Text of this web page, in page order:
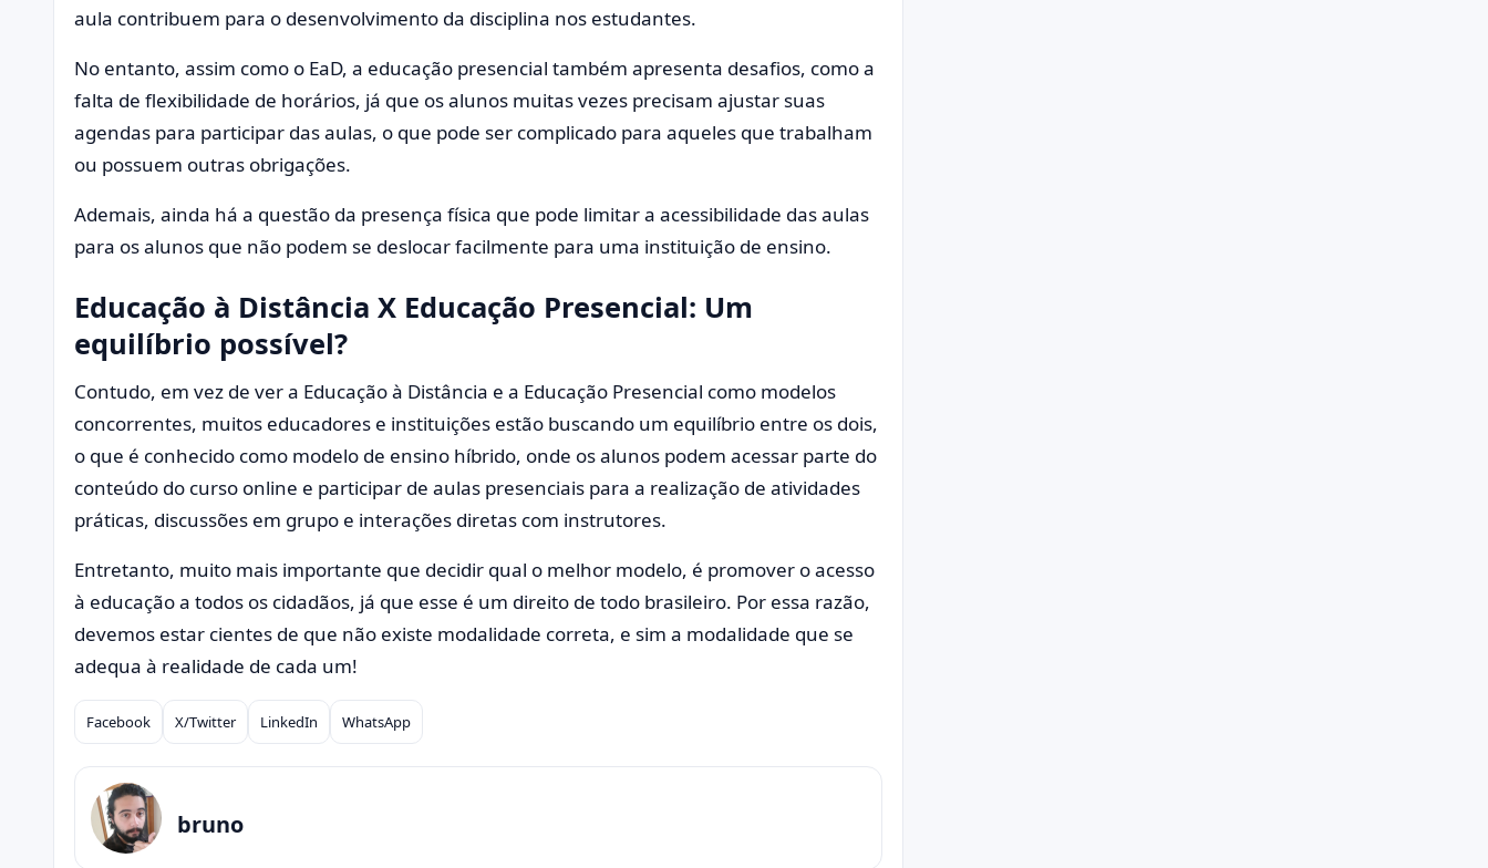
aula contribuem para o desenvolvimento da disciplina nos estudantes.
No entanto, assim como o EaD, a educação presencial também apresenta desafios, como a
falta de flexibilidade de horários, já que os alunos muitas vezes precisam ajustar suas
agendas para participar das aulas, o que pode ser complicado para aqueles que trabalham
ou possuem outras obrigações.
Ademais, ainda há a questão da presença física que pode limitar a acessibilidade das aulas
para os alunos que não podem se deslocar facilmente para uma instituição de ensino.
Educação à Distância X Educação Presencial: Um
equilíbrio possível?
Contudo, em vez de ver a Educação à Distância e a Educação Presencial como modelos
concorrentes, muitos educadores e instituições estão buscando um equilíbrio entre os dois,
o que é conhecido como modelo de ensino híbrido, onde os alunos podem acessar parte do
conteúdo do curso online e participar de aulas presenciais para a realização de atividades
práticas, discussões em grupo e interações diretas com instrutores.
Entretanto, muito mais importante que decidir qual o melhor modelo, é promover o acesso
à educação a todos os cidadãos, já que esse é um direito de todo brasileiro. Por essa razão,
devemos estar cientes de que não existe modalidade correta, e sim a modalidade que se
adequa à realidade de cada um!
Compartilhar
Facebook X/Twitter LinkedIn WhatsApp
bruno